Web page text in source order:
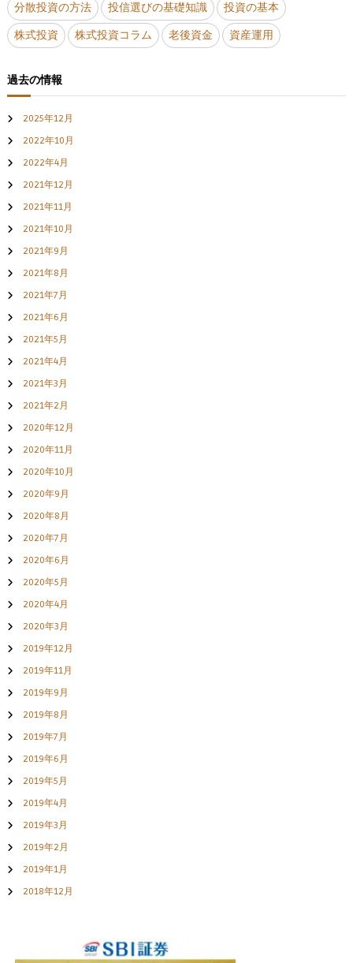
分散投資の方法 投信選びの基礎知識 投資の基本
株式投資 株式投資コラム 老後資金 資産運用
過去の情報
2025年12月
2022年10月
2022年4月
2021年12月
2021年11月
2021年10月
2021年9月
2021年8月
2021年7月
2021年6月
2021年5月
2021年4月
2021年3月
2021年2月
2020年12月
2020年11月
2020年10月
2020年9月
2020年8月
2020年7月
2020年6月
2020年5月
2020年4月
2020年3月
2019年12月
2019年11月
2019年9月
2019年8月
2019年7月
2019年6月
2019年5月
2019年4月
2019年3月
2019年2月
2019年1月
2018年12月